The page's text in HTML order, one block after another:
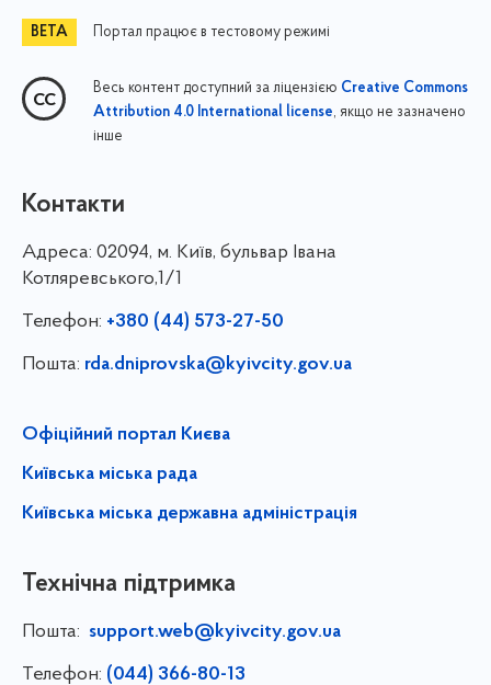
Портал працює в тестовому режимі
Весь контент доступний за ліцензією Creative Commons
Attribution 4.0 International license, якщо не зазначено
інше
Контакти
Адреса: 02094, м. Київ, бульвар Івана
Котляревського,1/1
Телефон: +380 (44) 573-27-50
Пошта: rda.dniprovska@kyivcity.gov.ua
Офіційний портал Києва
Київська міська рада
Київська міська державна адміністрація
Технічна підтримка
Пошта: support.web@kyivcity.gov.ua
Телефон: (044) 366-80-13